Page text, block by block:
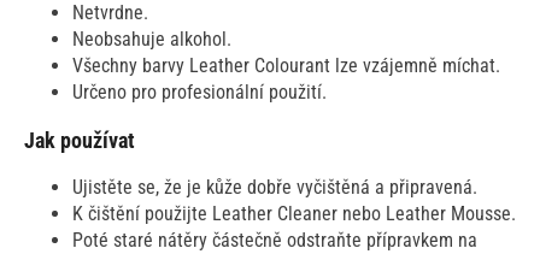
Netvrdne.
Neobsahuje alkohol.
Všechny barvy Leather Colourant lze vzájemně míchat.
Určeno pro profesionální použití.
Jak používat
Ujistěte se, že je kůže dobře vyčištěná a připravená.
K čištění použijte Leather Cleaner nebo Leather Mousse.
Poté staré nátěry částečně odstraňte přípravkem na